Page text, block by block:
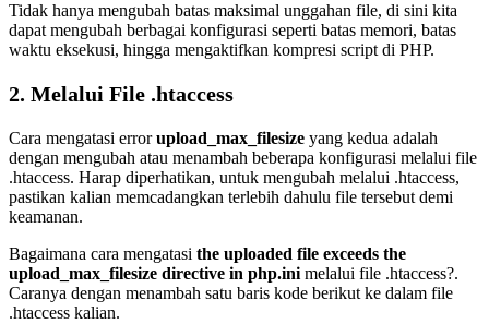
Tidak hanya mengubah batas maksimal unggahan file, di sini kita
dapat mengubah berbagai konfigurasi seperti batas memori, batas
waktu eksekusi, hingga mengaktifkan kompresi script di PHP.
2. Melalui File .htaccess
Cara mengatasi errorupload_max_filesize yang kedua adalah
dengan mengubah atau menambah beberapa konfigurasi melalui file
.htaccess. Harap diperhatikan, untuk mengubah melalui .htaccess,
pastikan kalian memcadangkan terlebih dahulu file tersebut demi
keamanan.
Bagaimana cara mengatasi the uploaded file exceeds the
upload_max_filesize directive in php.ini melalui file .htaccess?.
Caranya dengan menambah satu baris kode berikut ke dalam file
.htaccess kalian.